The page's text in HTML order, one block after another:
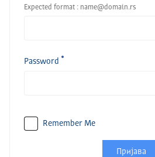
Expected format : name@domain.rs
Password
Remember Me
Пријава